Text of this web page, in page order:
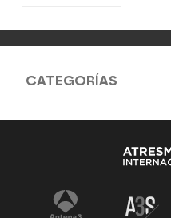
CATEGORÍAS
Antena 3 Noticias
Tu cara me suena